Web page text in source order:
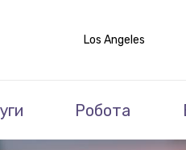
Los Angeles
Робота